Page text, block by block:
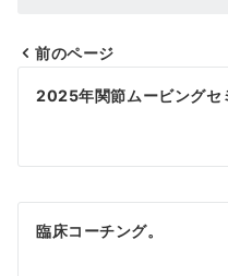
投
ビ
ゲ
前のページ
2025年関節ムービングセ
臨床コーチング。